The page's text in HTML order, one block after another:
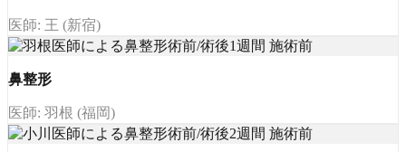
医師: 王 (新宿)
鼻整形
医師: 羽根 (福岡)